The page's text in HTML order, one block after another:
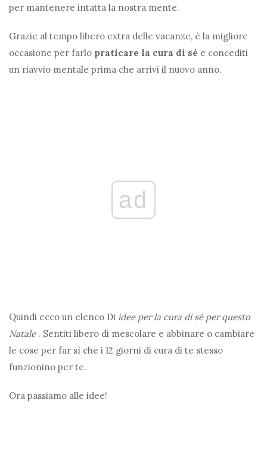
per mantenere intatta la nostra mente.
Grazie al tempo libero extra delle vacanze, è la migliore
occasione per farlo praticare la cura di sé e concediti
un riavvio mentale prima che arrivi il nuovo anno.
ad
Quindi ecco un elenco Di idee per la cura di sé per questo
Natale. Sentiti libero di mescolare e abbinare o cambiare
le cose per far sì che i 12 giorni di cura di te stesso
funzionino per te.
Ora passiamo alle idee!